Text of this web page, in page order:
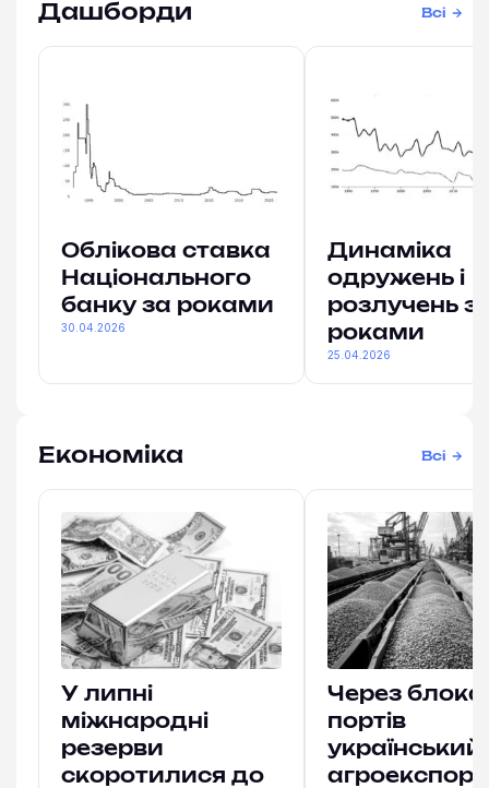
Дашборди Всі
Облікова ставка
Національного
банку за роками
30.04.2026
Динаміка
одружень і
розлучень
роками
25.04.2026
Економіка Всі
У липні
міжнародні
резерви
скоротилися до
Через
портів
український